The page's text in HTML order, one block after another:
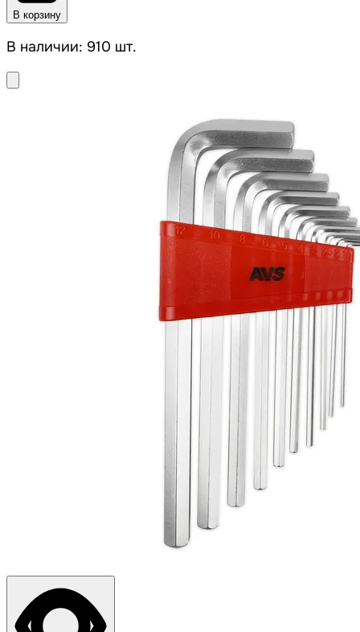
В корзину
В наличии: 910 шт.